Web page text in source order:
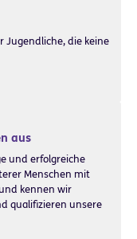
Jugendliche, die keine
aus
und erfolgreiche
Menschen mit
kennen wir
qualifizieren unsere